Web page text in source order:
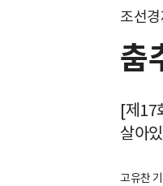
조선경
춤
[제17
살아
고유찬